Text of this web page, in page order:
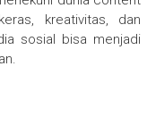
kreativitas, dan
sosial bisa menjadi